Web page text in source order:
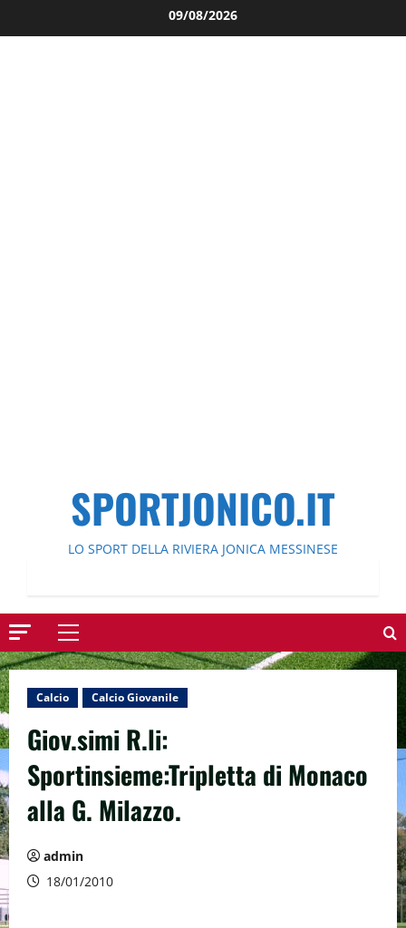
al
09/08/2026
SPORTJONICO.IT
LO SPORT DELLA RIVIERA JONICA MESSINESE
Menu
principale
Calcio Calcio Giovanile
Giov.simi R.li:
Sportinsieme:Tripletta di Monaco
alla G. Milazzo.
admin
18/01/2010